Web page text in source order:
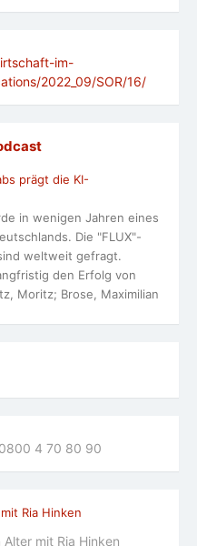
im-
2022_09/SOR/16/
prägt die KI-
in wenigen Jahren eines
Die "FLUX"-
weltweit gefragt.
den Erfolg von
Moritz; Brose, Maximilian
4 70 80 90
mit Ria Hinken